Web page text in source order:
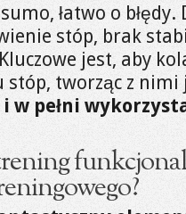
łatwo o
stóp, brak
jest, aby
stóp, tworząc z
pełni